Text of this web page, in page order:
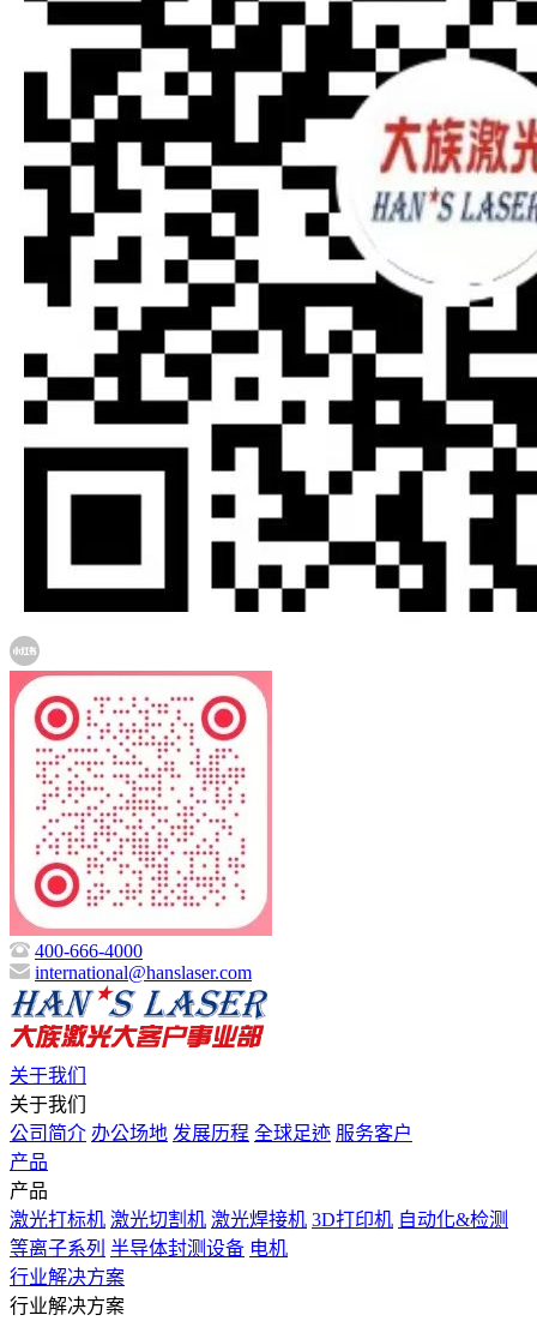
400-666-4000
international@hanslaser.com
关于我们
关于我们
公司简介 办公场地 发展历程 全球足迹 服务客户
产品
产品
激光打标机 激光切割机 激光焊接机 3D打印机 自动化&检测
等离子系列 半导体封测设备 电机
行业解决方案
行业解决方案